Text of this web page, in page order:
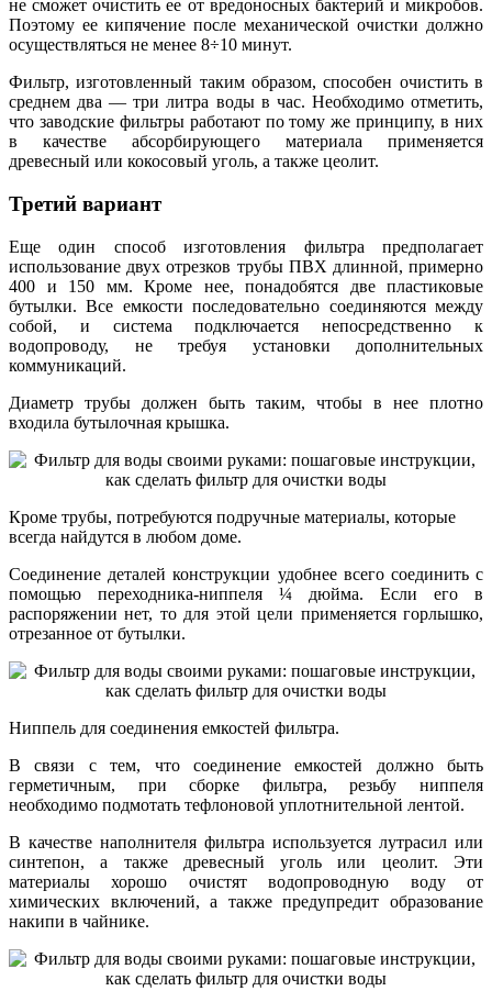
не сможет очистить ее от вредоносных бактерий и микробов.
Поэтому ее кипячение после механической очистки должно
осуществляться не менее 8÷10 минут.
Фильтр, изготовленный таким образом, способен очистить в
среднем два — три литра воды в час. Необходимо отметить,
что заводские фильтры работают по тому же принципу, в них
в качестве абсорбирующего материала применяется
древесный или кокосовый уголь, а также цеолит.
Третий вариант
Еще один способ изготовления фильтра предполагает
использование двух отрезков трубы ПВХ длинной, примерно
400 и 150 мм. Кроме нее, понадобятся две пластиковые
бутылки. Все емкости последовательно соединяются между
собой, и система подключается непосредственно к
водопроводу, не требуя установки дополнительных
коммуникаций.
Диаметр трубы должен быть таким, чтобы в нее плотно
входила бутылочная крышка.
Кроме трубы, потребуются подручные материалы, которые
всегда найдутся в любом доме.
Соединение деталей конструкции удобнее всего соединить с
помощью переходника-ниппеля ¼ дюйма. Если его в
распоряжении нет, то для этой цели применяется горлышко,
отрезанное от бутылки.
Ниппель для соединения емкостей фильтра.
В связи с тем, что соединение емкостей должно быть
герметичным, при сборке фильтра, резьбу ниппеля
необходимо подмотать тефлоновой уплотнительной лентой.
В качестве наполнителя фильтра используется лутрасил или
синтепон, а также древесный уголь или цеолит. Эти
материалы хорошо очистят водопроводную воду от
химических включений, а также предупредит образование
накипи в чайнике.